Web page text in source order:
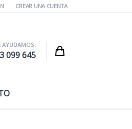
CREAR UNA CUENTA
AYUDAMOS:
099 645 Cart